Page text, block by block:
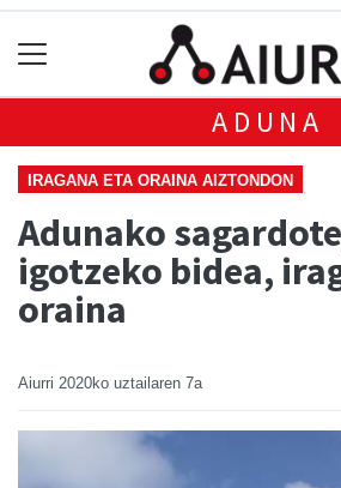
ADUNA
IRAGANA ETA ORAINA AIZTONDON
Adunako
igotzeko bidea,
oraina
Aiurri 2020ko uztailaren 7a